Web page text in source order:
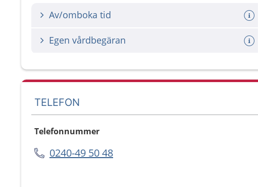
Av/omboka tid
Egen vårdbegäran
TELEFON
Telefonnummer
0240-49 50 48